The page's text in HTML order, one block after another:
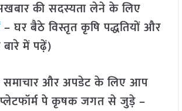
की सदस्यता लेने के लिए
– घर बैठे विस्तृत कृषि पद्धतियों और
में पढ़ें)
समाचार और अपडेट के लिए आप
पे कृषक जगत से जुड़े –